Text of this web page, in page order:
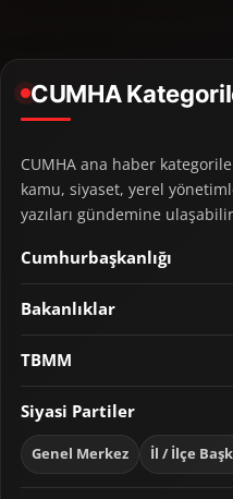
CUMHA
CUMHA ana haber
kamu, siyaset, yerel
yazıları gündemine
Cumhurbaşkanlığı
Bakanlıklar
TBMM
Siyasi Partiler
Genel Merkez İl / İlçe